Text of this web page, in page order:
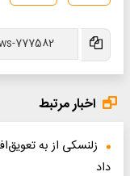
اخبار مرتبط
زلنسکی‌ از به
داد